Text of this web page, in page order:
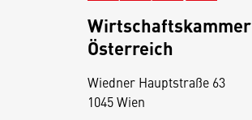
Wirtschaftskammer
Österreich
Wiedner Hauptstraße 63
1045 Wien